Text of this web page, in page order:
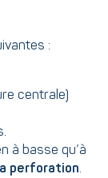
:
centrale)
à basse qu’à
perforation.